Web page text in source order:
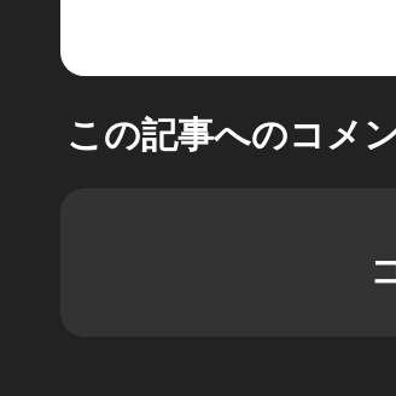
この記事へのコメ